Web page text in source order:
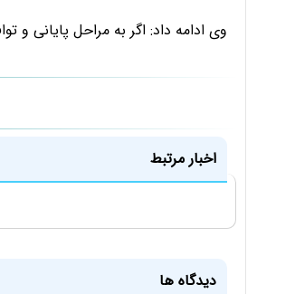
وی ادامه داد: اگر به مراحل پایانی و توافق نزدیک
اخبار مرتبط
دیدگاه ها